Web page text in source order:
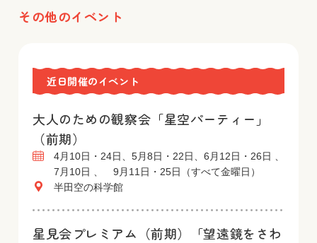
その他のイベント
近日開催のイベント
大人のための観察会「星空パーティー」
（前期）
4月10日・24日、5月8日・22日、6月12日・26日 、
7月10日 、 9月11日・25日（すべて金曜日）
半田空の科学館
星見会プレミアム（前期）「望遠鏡をさわ